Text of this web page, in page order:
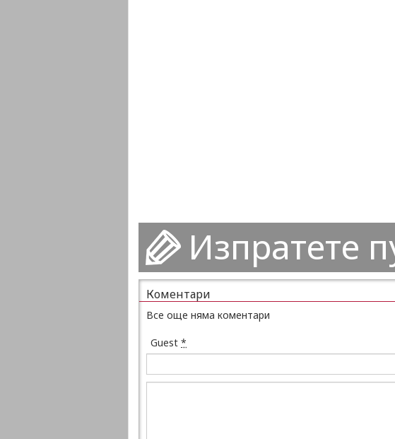
Изпратете
Коментари
Все още няма коментари
Guest *